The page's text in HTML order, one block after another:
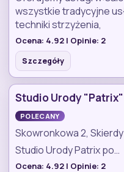
wszystkie tradycyjne
techniki strzyżenia,
Ocena: 4.92 | Opinie: 2
Szczegóły
Studio Urody "Patrix"
POLECANY
Skowronkowa 2, Skierdy
Studio Urody Patrix po…
Ocena: 4.92 | Opinie: 2